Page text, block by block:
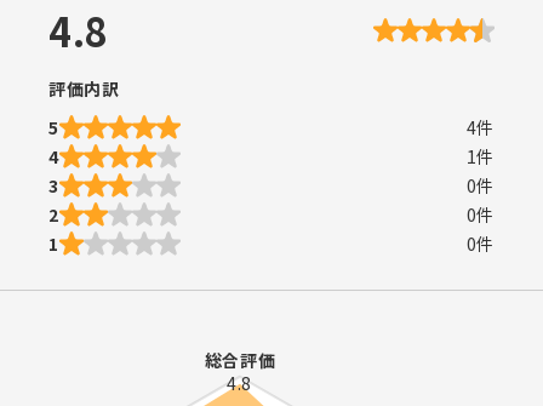
4.8
評価内訳
5
4件
4
1件
3
0件
2
0件
1
0件